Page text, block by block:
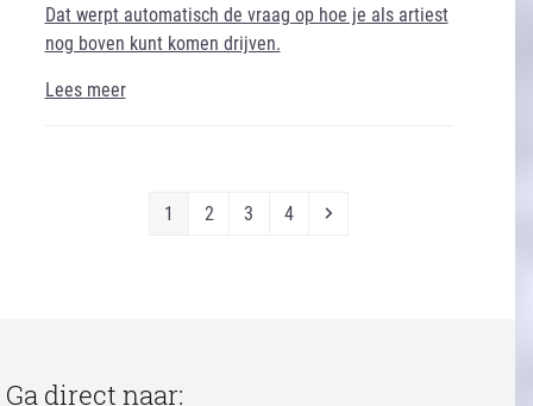
Dat werpt automatisch de vraag op hoe je als artiest
nog boven kunt komen drijven.
Lees meer
Page
1 Page
2 Page
3 Page
4 Next
Ga direct naar: